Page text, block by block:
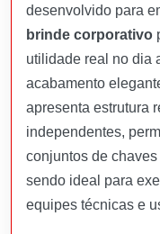
desenvolvido para
brinde corporativo
utilidade real no dia
acabamento
apresenta estrutura
independentes,
conjuntos de
sendo ideal para
equipes técnicas e